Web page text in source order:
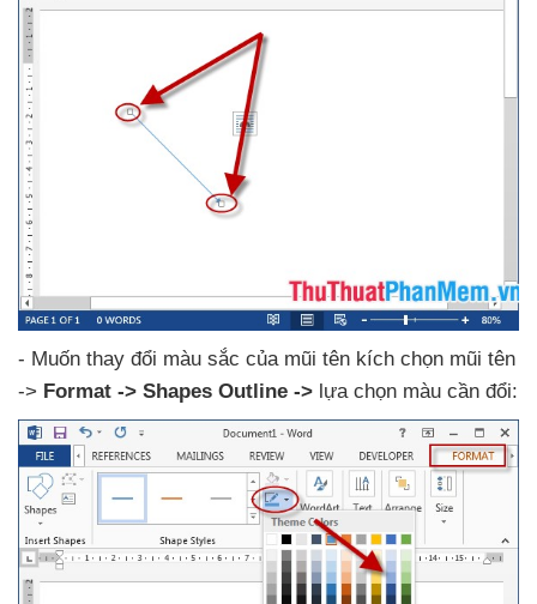
- Muốn thay đổi màu sắc của mũi tên kích chọn mũi tên
-> Format -> Shapes Outline -> lựa chọn màu cần đổi: